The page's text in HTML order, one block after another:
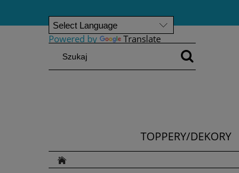
Powered by Translate
TOPPERY/DEKORY